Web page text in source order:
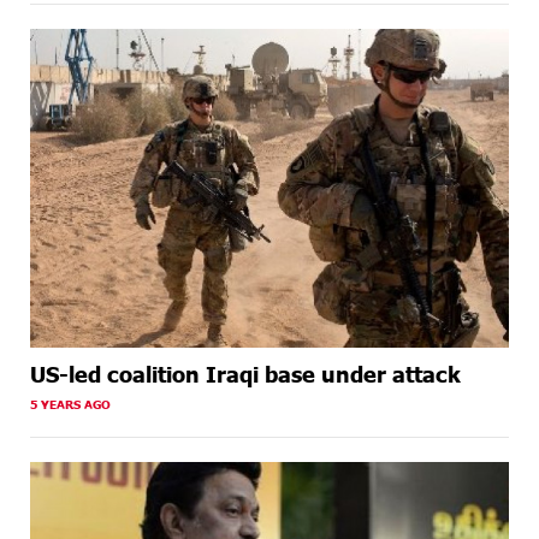
US-led coalition Iraqi base under attack
5 YEARS AGO